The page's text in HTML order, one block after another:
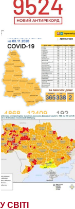
У СВІТІ